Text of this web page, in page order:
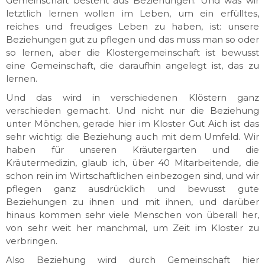
letztlich lernen wollen im Leben, um ein erfülltes,
reiches und freudiges Leben zu haben, ist: unsere
Beziehungen gut zu pflegen und das muss man so oder
so lernen, aber die Klostergemeinschaft ist bewusst
eine Gemeinschaft, die daraufhin angelegt ist, das zu
lernen.
Und das wird in verschiedenen Klöstern ganz
verschieden gemacht. Und nicht nur die Beziehung
unter Mönchen, gerade hier im Kloster Gut Aich ist das
sehr wichtig: die Beziehung auch mit dem Umfeld. Wir
haben für unseren Kräutergarten und die
Kräutermedizin, glaub ich, über 40 Mitarbeitende, die
schon rein im Wirtschaftlichen einbezogen sind, und wir
pflegen ganz ausdrücklich und bewusst gute
Beziehungen zu ihnen und mit ihnen, und darüber
hinaus kommen sehr viele Menschen von überall her,
von sehr weit her manchmal, um Zeit im Kloster zu
verbringen.
Also Beziehung wird durch Gemeinschaft hier